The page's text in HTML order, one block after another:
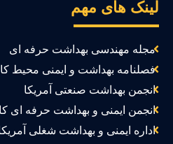
های مهم
مجله مهندسی بهداشت حرفه ای
فصلنامه بهداشت و ایمنی محیط کار
انجمن بهداشت صنعتی آمریکا
انجمن ایمنی و بهداشت حرفه ای کانادا
اداره ایمنی و بهداشت شغلی آمریکا